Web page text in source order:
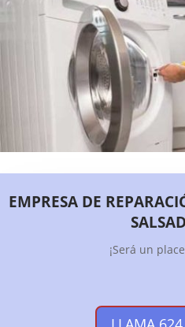
EMPRESA DE
¡Será un
LLAMA